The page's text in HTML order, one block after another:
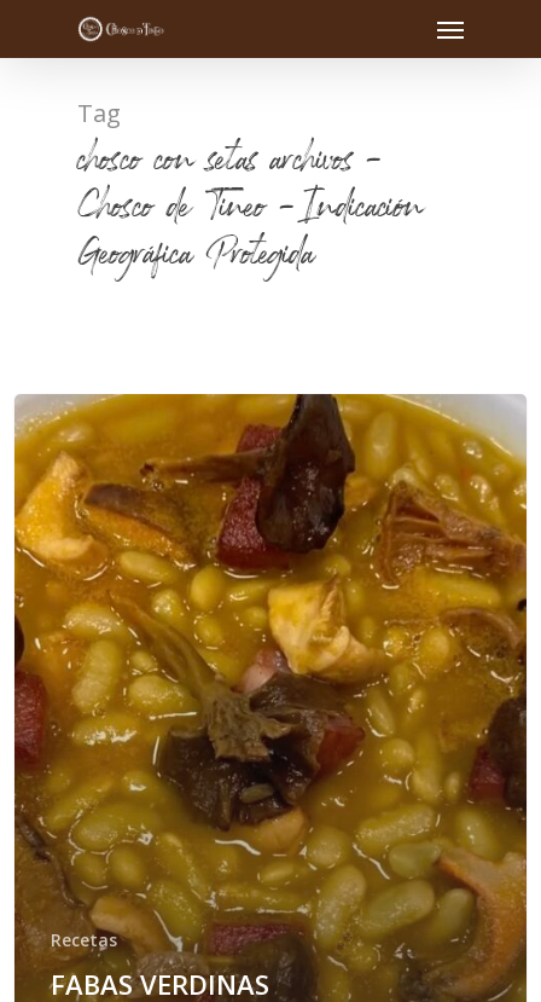
Tag
chosco con setas archivos -
Chosco de Tineo - Indicación
Geográfica Protegida
Recetas
FABAS VERDINAS